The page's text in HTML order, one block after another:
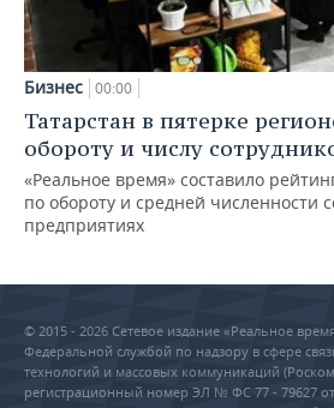
Бизнес 00:00
Татарстан в пятерке
обороту и числу
«Реальное время» составило
по обороту и средней численности
предприятиях
© 2015 - 2026 Сетевое издание «Реальное
Федеральной службой по надзору в сфере
технологий и массовых коммуникаций
регистрационный номер ЭЛ № ФС 77 - 79627 от